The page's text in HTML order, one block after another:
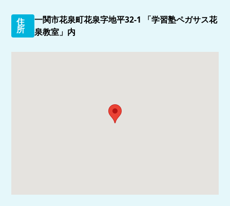
住
所
一関市花泉町花泉字地平32-1 「学習塾ペガサス花
泉教室」内